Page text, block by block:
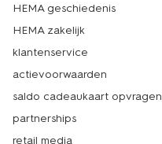
HEMA geschiedenis
HEMA zakelijk
klantenservice
actievoorwaarden
saldo cadeaukaart opvragen
partnerships
retail media